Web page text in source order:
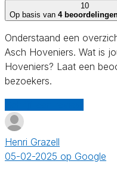
10
Op basis van 4
Onderstaand een
Asch Hoveniers. Wat is
Hoveniers? Laat een
bezoekers.
Henri Grazell
05-02-2025 op Google